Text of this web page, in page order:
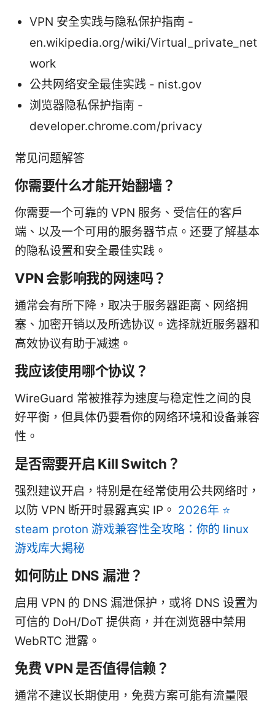
VPN 安全实践与隐私保护指南 -
en.wikipedia.org/wiki/Virtual_private_net
work
公共网络安全最佳实践 - nist.gov
浏览器隐私保护指南 -
developer.chrome.com/privacy
常见问题解答
你需要什么才能开始翻墙？
你需要一个可靠的 VPN 服务、受信任的客户
端、以及一个可用的服务器节点。还要了解基本
的隐私设置和安全最佳实践。
VPN 会影响我的网速吗？
通常会有所下降，取决于服务器距离、网络拥
塞、加密开销以及所选协议。选择就近服务器和
高效协议有助于减速。
我应该使用哪个协议？
WireGuard 常被推荐为速度与稳定性之间的良
好平衡，但具体仍要看你的网络环境和设备兼容
性。
是否需要开启 Kill Switch？
强烈建议开启，特别是在经常使用公共网络时，
以防 VPN 断开时暴露真实 IP。 2026年 ⭐
steam proton 游戏兼容性全攻略：你的 linux
游戏库大揭秘
如何防止 DNS 漏泄？
启用 VPN 的 DNS 漏泄保护，或将 DNS 设置为
可信的 DoH/DoT 提供商，并在浏览器中禁用
WebRTC 泄露。
免费 VPN 是否值得信赖？
通常不建议长期使用，免费方案可能有流量限